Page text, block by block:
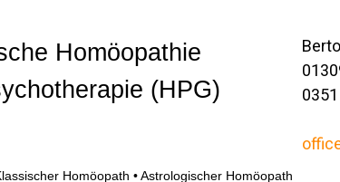
Homöopathie
(HPG)
Homöopath • Astrologischer Homöopath